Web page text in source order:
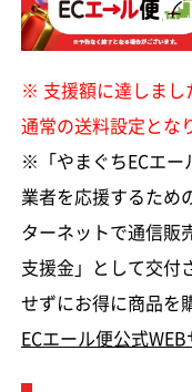
※ 支援額に達しまし
通常の送料設定とな
※「やまぐちECエー
業者を応援するため
ターネットで通信販
支援金」として交付
せずにお得に商品を
ECエール便公式